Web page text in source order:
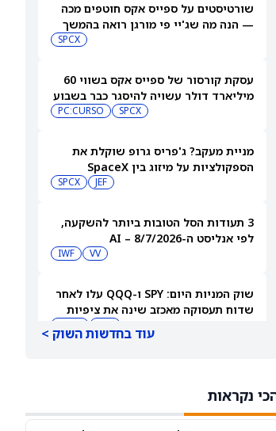
שורטיסטים על ספייס אקס חוטפים מכה
— הנה מה שג'יי פי מורגן רואה בהמשך
SPCX
עסקת קורסור של ספייס אקס בשווי 60
מיליארד דולר עשויה להיסגר כבר בשבוע
SPCX
PC:CURSO
מניית מעקב? ג'פריס גרופ שוקלת את
הספקולציות על מיזוג בין SpaceX
JEF
SPCX
3 תעודות הסל הטובות ביותר להשקעה,
לפי אנליסט ה-AI – 8/7/2026
VV
IWF
שוק המניות היום: SPY ו-QQQ עלו לאחר
שדוח תעסוקה מאכזב שינה את ציפיות
עוד בחדשות השוק >
נקראות